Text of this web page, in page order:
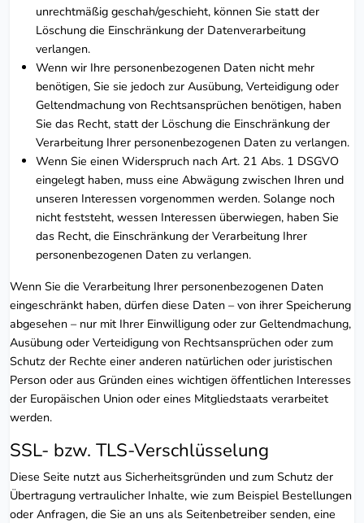
unrechtmäßig geschah/geschieht, können Sie statt der
Löschung die Einschränkung der Datenverarbeitung
verlangen.
Wenn wir Ihre personenbezogenen Daten nicht mehr
benötigen, Sie sie jedoch zur Ausübung, Verteidigung oder
Geltendmachung von Rechtsansprüchen benötigen, haben
Sie das Recht, statt der Löschung die Einschränkung der
Verarbeitung Ihrer personenbezogenen Daten zu verlangen.
Wenn Sie einen Widerspruch nach Art. 21 Abs. 1 DSGVO
eingelegt haben, muss eine Abwägung zwischen Ihren und
unseren Interessen vorgenommen werden. Solange noch
nicht feststeht, wessen Interessen überwiegen, haben Sie
das Recht, die Einschränkung der Verarbeitung Ihrer
personenbezogenen Daten zu verlangen.
Wenn Sie die Verarbeitung Ihrer personenbezogenen Daten
eingeschränkt haben, dürfen diese Daten – von ihrer Speicherung
abgesehen – nur mit Ihrer Einwilligung oder zur Geltendmachung,
Ausübung oder Verteidigung von Rechtsansprüchen oder zum
Schutz der Rechte einer anderen natürlichen oder juristischen
Person oder aus Gründen eines wichtigen öffentlichen Interesses
der Europäischen Union oder eines Mitgliedstaats verarbeitet
werden.
SSL- bzw. TLS-Verschlüsselung
Diese Seite nutzt aus Sicherheitsgründen und zum Schutz der
Übertragung vertraulicher Inhalte, wie zum Beispiel Bestellungen
oder Anfragen, die Sie an uns als Seitenbetreiber senden, eine